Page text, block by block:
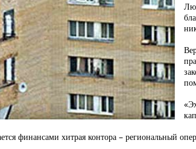
финансами хитрая контора – региональный